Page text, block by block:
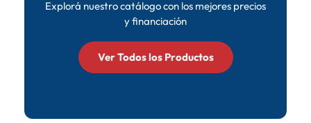
Explorá nuestro catálogo con los mejores precios
y financiación
Ver Todos los Productos